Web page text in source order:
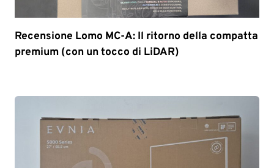
Recensione Lomo MC-A: Il ritorno della compatta
premium (con un tocco di LiDAR)